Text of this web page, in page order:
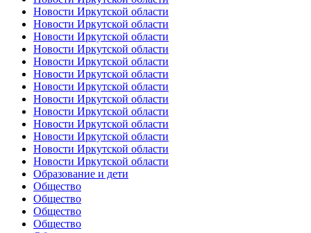
Новости Иркутской области
Новости Иркутской области
Новости Иркутской области
Новости Иркутской области
Новости Иркутской области
Новости Иркутской области
Новости Иркутской области
Новости Иркутской области
Новости Иркутской области
Новости Иркутской области
Новости Иркутской области
Новости Иркутской области
Новости Иркутской области
Образование и дети
Общество
Общество
Общество
Общество